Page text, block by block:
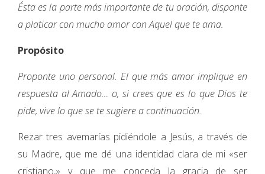
Ésta es la parte más importante de tu oración, disponte
a platicar con mucho amor con Aquel que te ama.
Propósito
Proponte uno personal. El que más amor implique en
respuesta al Amado… o, si crees que es lo que Dios te
pide, vive lo que se te sugiere a continuación.
Rezar tres avemarías pidiéndole a Jesús, a través de
su Madre, que me dé una identidad clara de mi «ser
cristiano,» y que me conceda la gracia de ser